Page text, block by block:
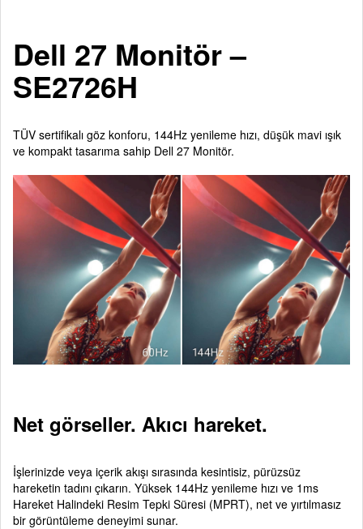
Dell 27 Monitör –
SE2726H
TÜV sertifikalı göz konforu, 144Hz yenileme hızı, düşük mavi ışık
ve kompakt tasarıma sahip Dell 27 Monitör.
Net görseller. Akıcı hareket.
İşlerinizde veya içerik akışı sırasında kesintisiz, pürüzsüz
hareketin tadını çıkarın. Yüksek 144Hz yenileme hızı ve 1ms
Hareket Halindeki Resim Tepki Süresi (MPRT), net ve yırtılmasız
bir görüntüleme deneyimi sunar.